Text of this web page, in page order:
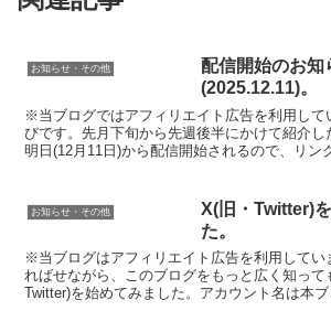
お知らせ・その他
配信開始のお知
(2025.12.11)。
※当ブログではアフィリエイト広告を利用して
びです。先月下旬から先週後半にかけて紹介
明日(12月11日)から配信開始されるので、リン
お知らせ・その他
X(旧・Twitter)
た。
※当ブログはアフィリエイト広告を利用してい
ればせながら、このブログをもっと広く知って
Twitter)を始めてみました。アカウント名は本ブ